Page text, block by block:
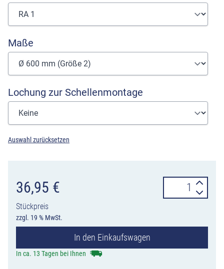
Maße
Lochung zur Schellenmontage
Auswahl zurücksetzen
36,95 €
Stückpreis
zzgl. 19 % MwSt.
274-
Zulässige
In den Einkaufswagen
In ca. 13 Tagen bei Ihnen